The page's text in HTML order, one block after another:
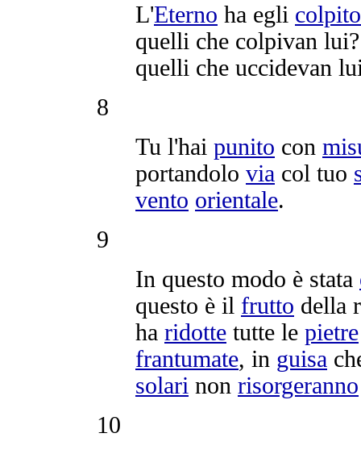
L'Eterno ha egli colpito
quelli che colpivan
quelli che uccidevan
8
Tu l'hai punito con
portandolo via col tuo
vento orientale.
9
In questo modo è stata
questo è il frutto della
ha ridotte tutte le pietre
frantumate, in guisa
solari non risorgeranno
10